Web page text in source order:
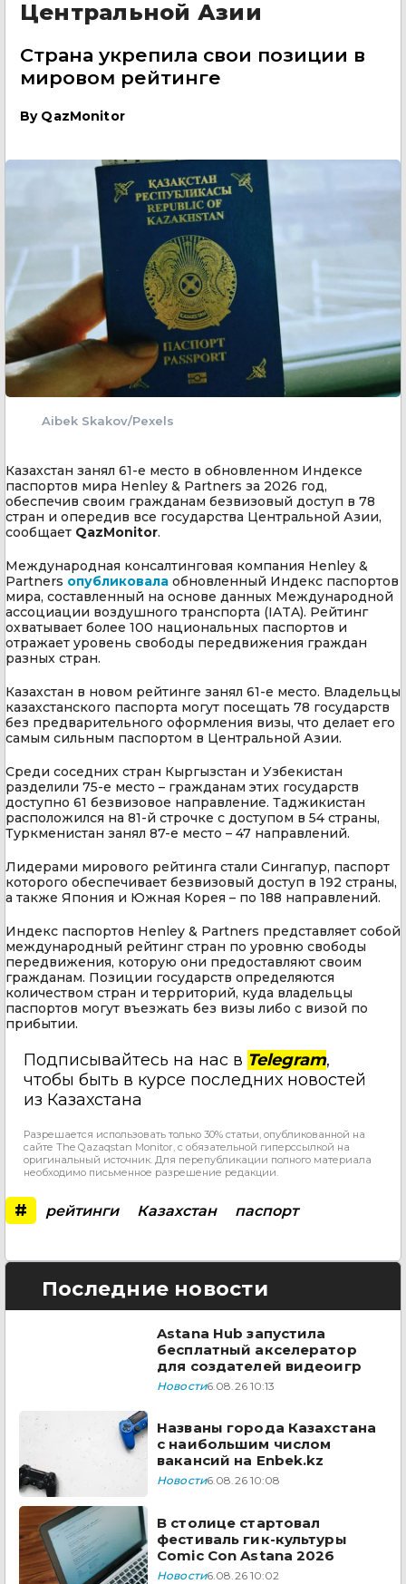
Центральной Азии
Страна укрепила свои позиции в
мировом рейтинге
By QazMonitor
Aibek Skakov/Pexels
Казахстан занял 61-е место в обновленном Индексе
паспортов мира Henley & Partners за 2026 год,
обеспечив своим гражданам безвизовый доступ в 78
стран и опередив все государства Центральной Азии,
сообщает QazMonitor.
Международная консалтинговая компания Henley &
Partners опубликовала обновленный Индекс паспортов
мира, составленный на основе данных Международной
ассоциации воздушного транспорта (IATA). Рейтинг
охватывает более 100 национальных паспортов и
отражает уровень свободы передвижения граждан
разных стран.
Казахстан в новом рейтинге занял 61-е место. Владельцы
казахстанского паспорта могут посещать 78 государств
без предварительного оформления визы, что делает его
самым сильным паспортом в Центральной Азии.
Среди соседних стран Кыргызстан и Узбекистан
разделили 75-е место – гражданам этих государств
доступно 61 безвизовое направление. Таджикистан
расположился на 81-й строчке с доступом в 54 страны,
Туркменистан занял 87-е место – 47 направлений.
Лидерами мирового рейтинга стали Сингапур, паспорт
которого обеспечивает безвизовый доступ в 192 страны,
а также Япония и Южная Корея – по 188 направлений.
Индекс паспортов Henley & Partners представляет собой
международный рейтинг стран по уровню свободы
передвижения, которую они предоставляют своим
гражданам. Позиции государств определяются
количеством стран и территорий, куда владельцы
паспортов могут въезжать без визы либо с визой по
прибытии.
Подписывайтесь на нас в Telegram,
чтобы быть в курсе последних новостей
из Казахстана
Разрешается использовать только 30% статьи, опубликованной на
сайте The Qazaqstan Monitor, с обязательной гиперссылкой на
оригинальный источник. Для перепубликации полного материала
необходимо письменное разрешение редакции.
# рейтинги Казахстан паспорт
Последние новости
Astana Hub запустила
бесплатный акселератор
для создателей видеоигр
Новости6.08.26 10:13
Названы города Казахстана
с наибольшим числом
вакансий на Enbek.kz
Новости6.08.26 10:08
В столице стартовал
фестиваль гик-культуры
Comic Con Astana 2026
Новости6.08.26 10:02